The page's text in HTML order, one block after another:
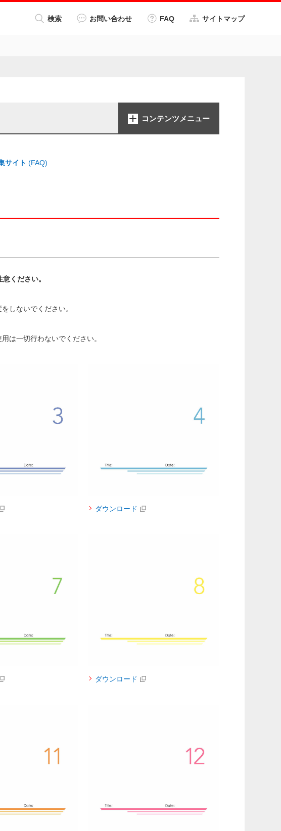
検索 お問い合わせ FAQ サイトマップ
コンテンツメニュー
サイト (FAQ)
ください。
しないでください。
は一切行わないでください。
ダウンロード
ダウンロード